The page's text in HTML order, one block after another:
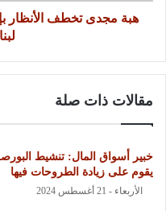
هبة مجدى تخطف الأنظار
مقالات ذات صلة
خبير أسواق المال: تنشيط
يقوم على زيادة الطروحات فيها
الأربعاء - 21 أغسطس 2024